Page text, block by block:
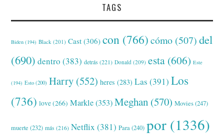
TAGS
Biden (194) Black (201) Cast (306) con (766) cómo (507) del
(690) dentro (383) detrás (221) Donald (209) esta (606) Este
(194) Esto (200) Harry (552) heres (283) Las (391) Los
(736) love(266) Markle(353) Meghan (570) Movies(247)
muerte (232) más (216) Netflix (381) Para(240) por (1336)